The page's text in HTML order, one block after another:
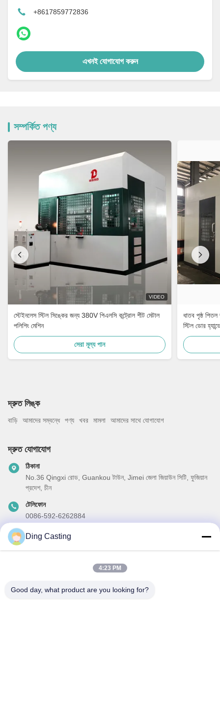
+8617859772836
এখনই যোগাযোগ করুন
সম্পর্কিত পণ্য
VIDEO
স্টেইনলেস স্টিল সিঙ্কের জন্য 380V পিএলসি কন্ট্রোল শীট মেটাল
পলিশিং মেশিন
সেরা মূল্য পান
ধাতব পৃষ্ঠ
স্টিল ডোর
দ্রুত লিঙ্ক
বাড়ি আমাদের সম্বন্ধে পণ্য খবর মামলা আমাদের সাথে যোগাযোগ
দ্রুত যোগাযোগ
ঠিকানা
No.36 Qingxi রোড, Guankou টাউন, Jimei জেলা জিয়াউন সিটি, ফুজিয়ান
প্রদেশ, চীন
টেলিফোন
0086-592-6262884
ই-মেইল
আমাদের নিউজলেটার
Ding Casting
4:23 PM
Good day, what product are you looking for?